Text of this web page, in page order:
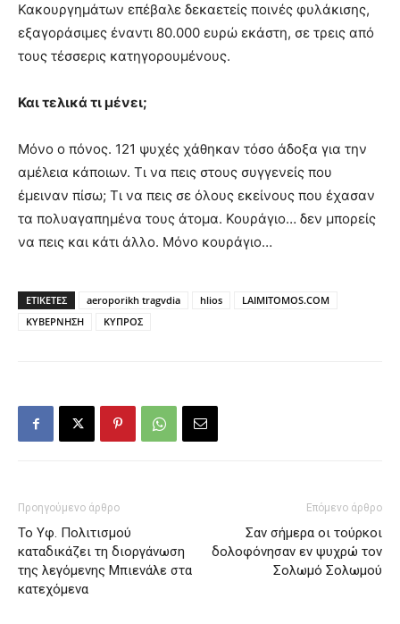
Κακουργημάτων επέβαλε δεκαετείς ποινές φυλάκισης,
εξαγοράσιμες έναντι 80.000 ευρώ εκάστη, σε τρεις από
τους τέσσερις κατηγορουμένους.
Και τελικά τι μένει;
Μόνο ο πόνος. 121 ψυχές χάθηκαν τόσο άδοξα για την
αμέλεια κάποιων. Τι να πεις στους συγγενείς που
έμειναν πίσω; Τι να πεις σε όλους εκείνους που έχασαν
τα πολυαγαπημένα τους άτομα. Κουράγιο… δεν μπορείς
να πεις και κάτι άλλο. Μόνο κουράγιο…
ΕΤΙΚΕΤΕΣ aeroporikh tragvdia hlios
LAIMITOMOS.COM
ΚΥΒΕΡΝΗΣΗ
ΚΥΠΡΟΣ
Προηγούμενο άρθρο
Το Υφ. Πολιτισμού
καταδικάζει τη διοργάνωση
της λεγόμενης Μπιενάλε στα
κατεχόμενα
Επόμενο άρθρο
Σαν σήμερα οι τούρκοι
δολοφόνησαν εν ψυχρώ τον
Σολωμό Σολωμού